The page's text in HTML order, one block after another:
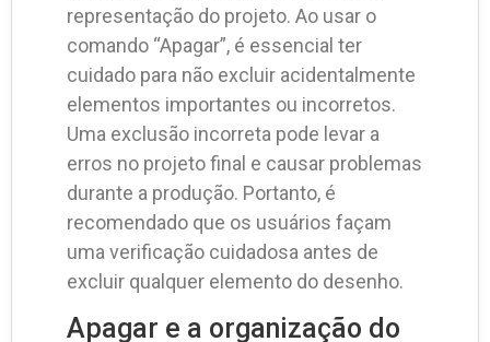
representação do projeto. Ao usar o
comando “Apagar”, é essencial ter
cuidado para não excluir acidentalmente
elementos importantes ou incorretos.
Uma exclusão incorreta pode levar a
erros no projeto final e causar problemas
durante a produção. Portanto, é
recomendado que os usuários façam
uma verificação cuidadosa antes de
excluir qualquer elemento do desenho.
Apagar e a organização do